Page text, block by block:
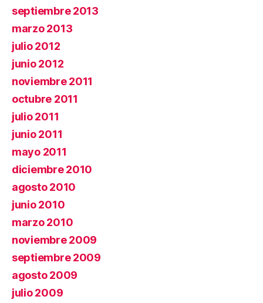
septiembre 2013
marzo 2013
julio 2012
junio 2012
noviembre 2011
octubre 2011
julio 2011
junio 2011
mayo 2011
diciembre 2010
agosto 2010
junio 2010
marzo 2010
noviembre 2009
septiembre 2009
agosto 2009
julio 2009